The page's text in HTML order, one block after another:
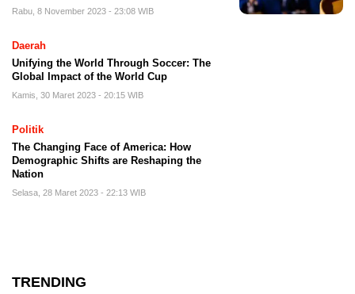
Rabu, 8 November 2023 - 23:08 WIB
Daerah
Unifying the World Through Soccer: The
Global Impact of the World Cup
Kamis, 30 Maret 2023 - 20:15 WIB
Politik
The Changing Face of America: How
Demographic Shifts are Reshaping the
Nation
Selasa, 28 Maret 2023 - 22:13 WIB
TRENDING